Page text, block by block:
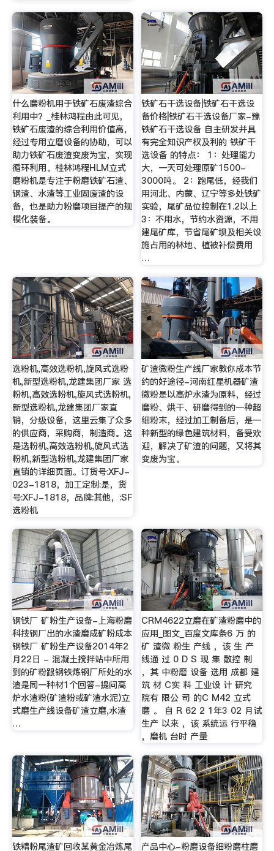
什么磨粉机用于铁矿石废渣综合
利用中？_桂林鸿程由此可见，
铁矿石废渣的综合利用价值高，
经过专用立磨设备的协助，可以
助力铁矿石废渣变废为宝，实现
循环利用。桂林鸿程HLM立式
磨粉机是专注于粉磨铁矿石渣、
钢渣、水渣等工业固废渣的设
备，也是助力粉磨项目提产的规
模化装备。
铁矿石干选设备|铁矿石干选设
备价格|铁矿石干选设备厂家-豫
铁矿石干选设备 自主研发并具
有完全知识产权及利的 铁矿干
选设备 的特点： 1：处理能力
大，一天可处理原矿1500-
3000吨。 2：跑尾低，经我们
用河北、内蒙、辽宁等多处铁矿
实验，尾矿品位控制在1.2以上
3：不用水，节约水资源，不用
建尾矿库，节省尾矿坝及相关设
施占用的林地、植被补偿费用
…
选粉机,高效选粉机,旋风式选粉
机,新型选粉机,龙建集团厂家 选
粉机,高效选粉机,旋风式选粉机,
新型选粉机,龙建集团厂家直
销，分级设备，这里云集了众多
的供应商，采购商，制造商。这
是选粉机,高效选粉机,旋风式选
粉机,新型选粉机,龙建集团厂家
直销的详细页面。订货号:XFJ-
023-1818，加工定制:是，货
号:XFJ-1818，品牌:其他，:SF
选粉机
矿渣微粉生产线厂家教你成本节
约的好途径-河南红星机器矿渣
微粉是以高炉水渣为原料，经过
磨粉、烘干、研磨得到的一种超
细粉末，经过加工制备后，是一
种新型的绿色建筑材料，备受欢
迎，解决了矿渣的问题，又将其
变废为宝。
钢铁厂 矿粉生产设备-上海粉磨
科技钢厂出的水渣磨成矿粉成本
钢铁厂 矿粉生产设备2014年2
月22日 - 混凝土搅拌站中所用
到的矿粉跟钢铁炼钢厂所处的水
渣是同一种材1个回答-提问高
炉水渣粉(矿渣粉或矿渣水泥)立
式磨生产线设备矿渣立磨,水渣
…
CRM4622立磨在矿渣粉磨中的
应用_图文_百度文库条6 万 的
矿 渣微 粉生 产线 ，该 生 产
线通 过 0 D S 现 集 散控 制
，其 中粉磨 设备 选用 成都 建
筑 材 C实 料 工业设 计 研究
院有 限公 司 的C M42 立式
磨 。 自 R 62 2 1年3 02 月试
生产 以来 ，该 系统运 行平稳
，磨机 台时 产量
铁精粉尾渣矿回收某黄金冶炼尾 产品中心-粉磨设备细粉磨柱磨